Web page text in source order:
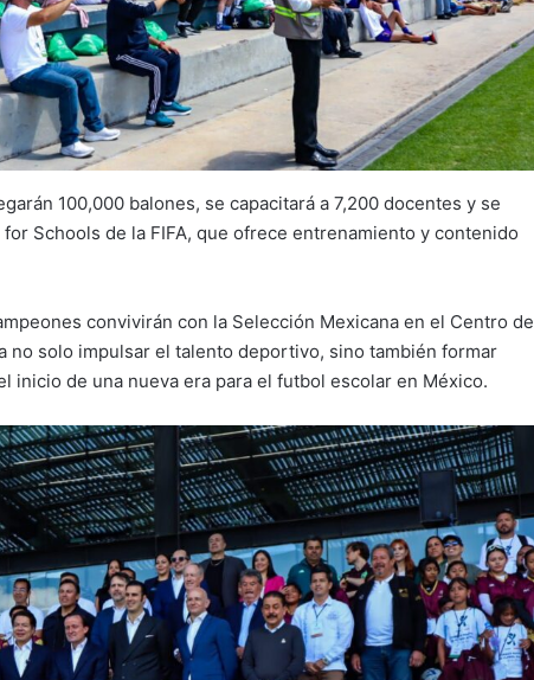
100,000 balones, se capacitará a 7,200 docentes y se
Schools de la FIFA, que ofrece entrenamiento y contenido
convivirán con la Selección Mexicana en el Centro de
no solo impulsar el talento deportivo, sino también formar
inicio de una nueva era para el futbol escolar en México.